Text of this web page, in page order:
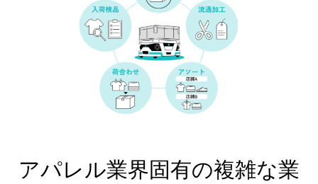
アパレル業界固有の複雑な業